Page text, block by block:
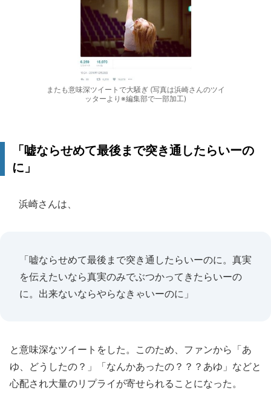
またも意味深ツイートで大騒ぎ (写真は浜崎さんのツイ
ッターより※編集部で一部加工)
「嘘ならせめて最後まで突き通したらいーの
に」
浜崎さんは、
「嘘ならせめて最後まで突き通したらいーのに。真実
を伝えたいなら真実のみでぶつかってきたらいーの
に。出来ないならやらなきゃいーのに」
と意味深なツイートをした。このため、ファンから「あ
ゆ、どうしたの？」「なんかあったの？？？あゆ」などと
心配され大量のリプライが寄せられることになった。